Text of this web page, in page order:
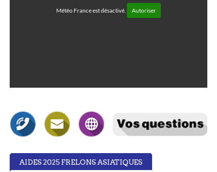
Météo France est désactivé. Autoriser
AIDES 2025 FRELONS ASIATIQUES